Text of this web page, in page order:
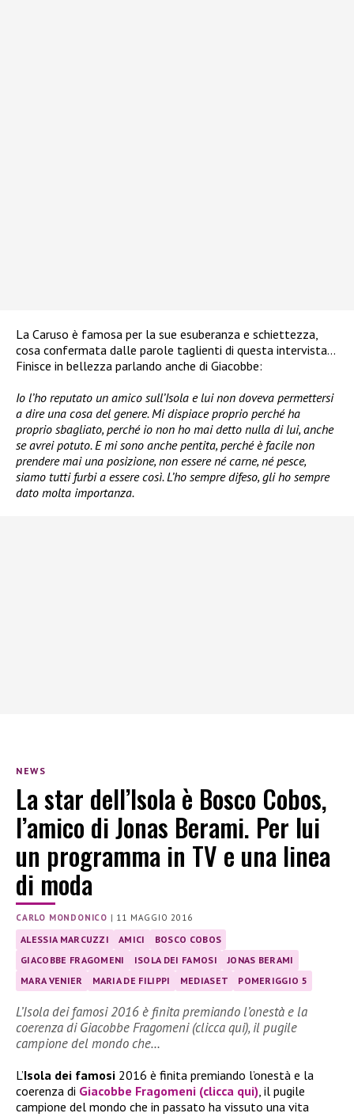
La Caruso è famosa per la sue esuberanza e schiettezza,
cosa confermata dalle parole taglienti di questa intervista…
Finisce in bellezza parlando anche di Giacobbe:
Io l’ho reputato un amico sull’Isola e lui non doveva permettersi
a dire una cosa del genere. Mi dispiace proprio perché ha
proprio sbagliato, perché io non ho mai detto nulla di lui, anche
se avrei potuto. E mi sono anche pentita, perché è facile non
prendere mai una posizione, non essere né carne, né pesce,
siamo tutti furbi a essere così. L’ho sempre difeso, gli ho sempre
dato molta importanza.
NEWS
La star dell’Isola è Bosco Cobos,
l’amico di Jonas Berami. Per lui
un programma in TV e una linea
di moda
CARLO MONDONICO | 11 MAGGIO 2016
ALESSIA MARCUZZI AMICI
BOSCO COBOS
GIACOBBE FRAGOMENI
ISOLA DEI FAMOSI
JONAS BERAMI
MARA VENIER
MARIA DE FILIPPI MEDIASET POMERIGGIO 5
L’Isola dei famosi 2016 è finita premiando l’onestà e la
coerenza di Giacobbe Fragomeni (clicca qui), il pugile
campione del mondo che…
L’Isola dei famosi 2016 è finita premiando l’onestà e la
coerenza di Giacobbe Fragomeni (clicca qui), il pugile
campione del mondo che in passato ha vissuto una vita